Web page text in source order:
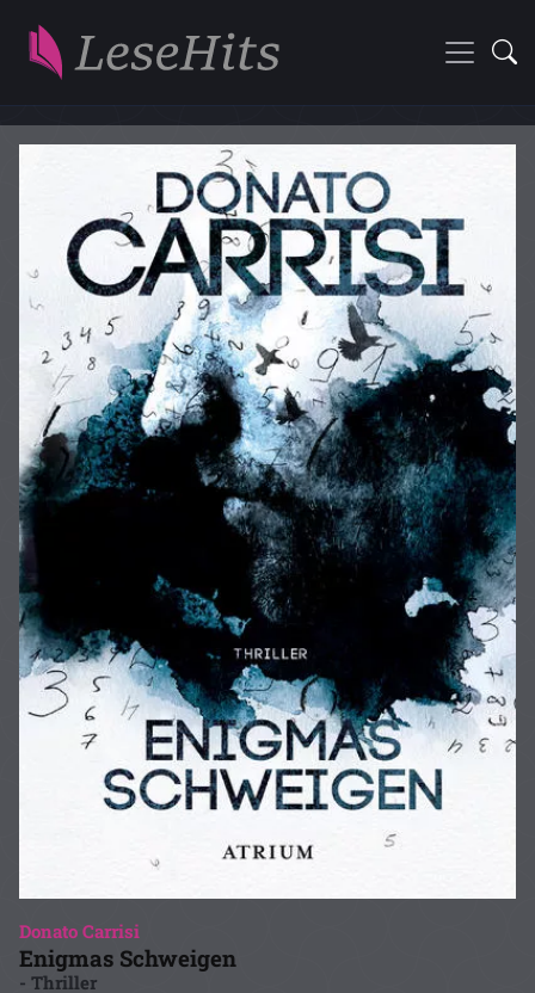
Donato Carrisi
Enigmas Schweigen
- Thriller